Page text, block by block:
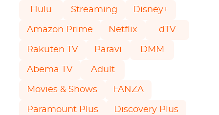
Hulu Streaming Disney+
Amazon Prime Netflix dTV
Rakuten TV Paravi DMM
Abema TV Adult
Movies & Shows FANZA
Paramount Plus Discovery Plus